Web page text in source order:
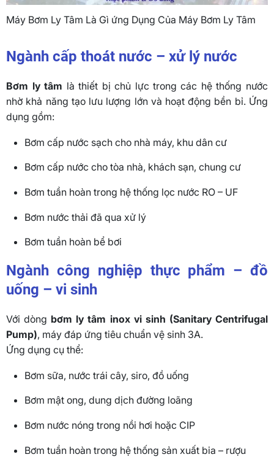
Máy Bơm Ly Tâm Là Gì ứng Dụng Của Máy Bơm Ly Tâm
Ngành cấp thoát nước – xử lý nước
Bơm ly tâm là thiết bị chủ lực trong các hệ thống nước
nhờ khả năng tạo lưu lượng lớn và hoạt động bền bỉ. Ứng
dụng gồm:
Bơm cấp nước sạch cho nhà máy, khu dân cư
Bơm cấp nước cho tòa nhà, khách sạn, chung cư
Bơm tuần hoàn trong hệ thống lọc nước RO – UF
Bơm nước thải đã qua xử lý
Bơm tuần hoàn bể bơi
Ngành công nghiệp thực phẩm – đồ
uống – vi sinh
Với dòng bơm ly tâm inox vi sinh (Sanitary Centrifugal
Pump), máy đáp ứng tiêu chuẩn vệ sinh 3A.
Ứng dụng cụ thể:
Bơm sữa, nước trái cây, siro, đồ uống
Bơm mật ong, dung dịch đường loãng
Bơm nước nóng trong nồi hơi hoặc CIP
Bơm tuần hoàn trong hệ thống sản xuất bia – rượu